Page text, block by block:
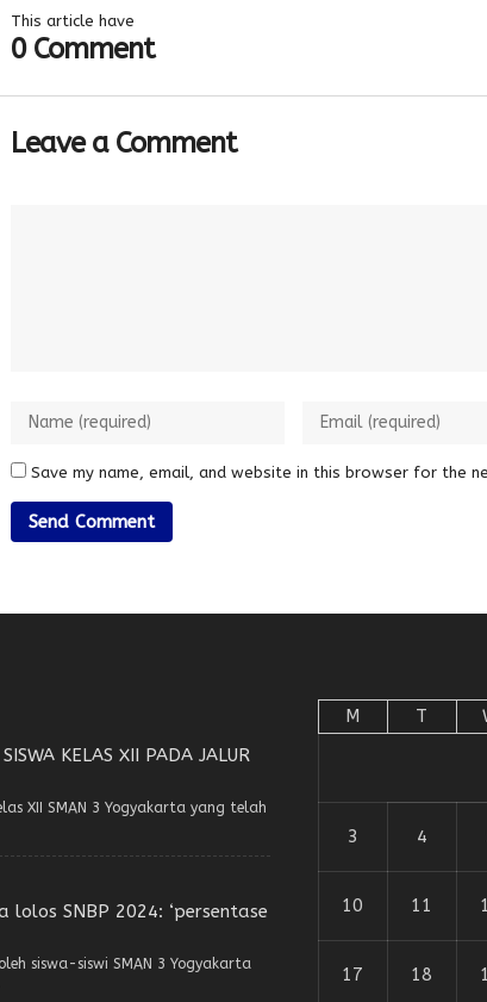
This article have
0 Comment
Leave a Comment
Save my name, email, and website in this browser for the
KELAS XII PADA JALUR
XII SMAN 3 Yogyakarta yang telah
lolos SNBP 2024: ‘persentase
siswa-siswi SMAN 3 Yogyakarta
M T
3 4
10 11
17 18